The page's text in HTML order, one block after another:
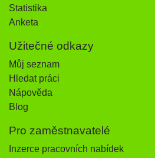
Statistika
Anketa
Užitečné odkazy
Můj seznam
Hledat práci
Nápověda
Blog
Pro zaměstnavatelé
Inzerce pracovních nabídek